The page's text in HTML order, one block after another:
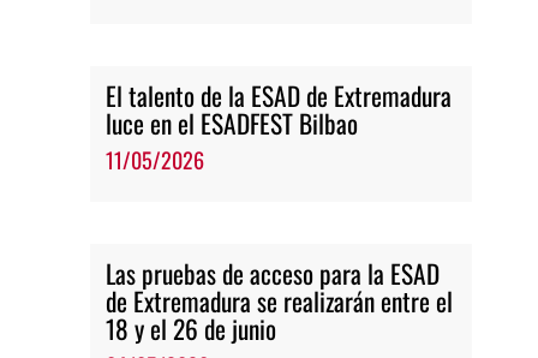
El talento de la ESAD de Extremadura
luce en el ESADFEST Bilbao
11/05/2026
Las pruebas de acceso para la ESAD
de Extremadura se realizarán entre el
18 y el 26 de junio